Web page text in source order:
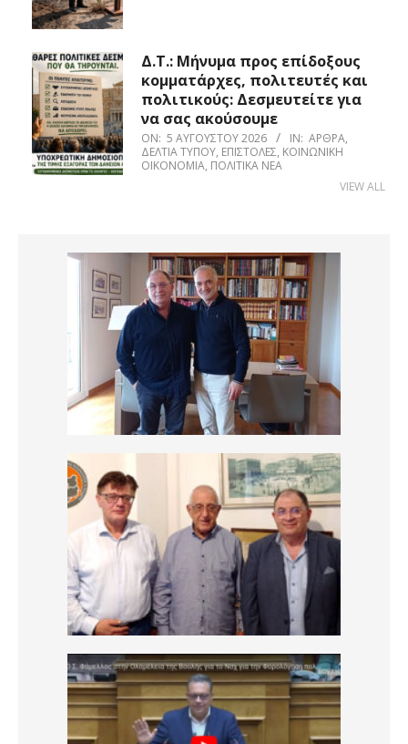
Δ.Τ.: Μήνυμα προς επίδοξους
κομματάρχες, πολιτευτές και
πολιτικούς: Δεσμευτείτε για
να σας ακούσουμε
ON: 5 ΑΥΓΟΎΣΤΟΥ 2026 IN: ΆΡΘΡΑ,
ΔΕΛΤΊΑ ΤΎΠΟΥ, ΕΠΙΣΤΟΛΈΣ, ΚΟΙΝΩΝΙΚΉ
ΟΙΚΟΝΟΜΊΑ, ΠΟΛΙΤΙΚΆ ΝΈΑ
VIEW ALL